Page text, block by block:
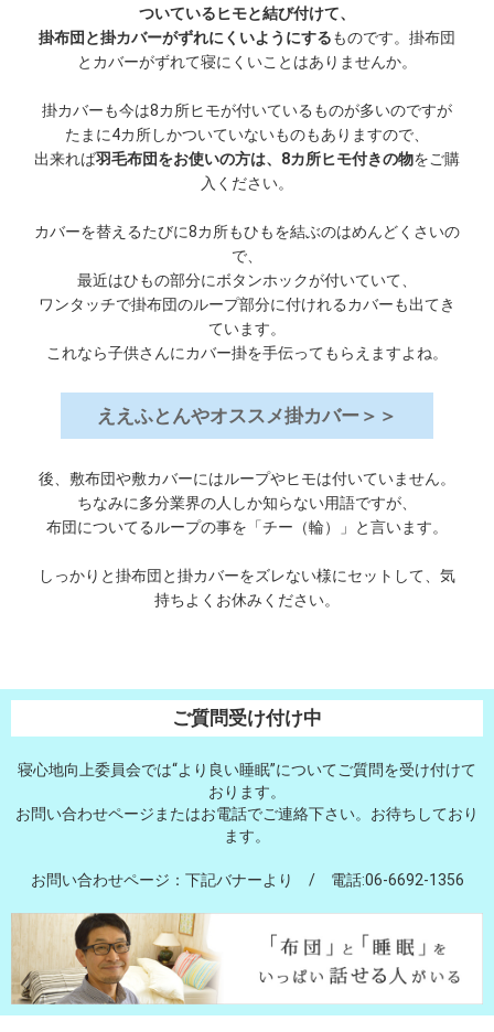
ついているヒモと結び付けて、
掛布団と掛カバーがずれにくいようにするものです。掛布団
とカバーがずれて寝にくいことはありませんか。
掛カバーも今は8カ所ヒモが付いているものが多いのですが
たまに4カ所しかついていないものもありますので、
出来れば羽毛布団をお使いの方は、8カ所ヒモ付きの物をご購
入ください。
カバーを替えるたびに8カ所もひもを結ぶのはめんどくさいの
で、
最近はひもの部分にボタンホックが付いていて、
ワンタッチで掛布団のループ部分に付けれるカバーも出てき
ています。
これなら子供さんにカバー掛を手伝ってもらえますよね。
ええふとんやオススメ掛カバー＞＞
後、敷布団や敷カバーにはループやヒモは付いていません。
ちなみに多分業界の人しか知らない用語ですが、
布団についてるループの事を「チー（輪）」と言います。
しっかりと掛布団と掛カバーをズレない様にセットして、気
持ちよくお休みください。
ご質問受け付け中
寝心地向上委員会では“より良い睡眠”についてご質問を受け付けて
おります。
お問い合わせページまたはお電話でご連絡下さい。お待ちしており
ます。
お問い合わせページ：下記バナーより / 電話:06-6692-1356